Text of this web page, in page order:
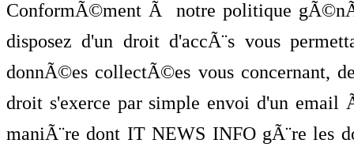
ConformÃ©ment Ã notre politique
disposez d'un droit d'accÃ¨s vous
donnÃ©es collectÃ©es vous concernant,
droit s'exerce par simple envoi d'un
maniÃ¨re dont IT NEWS INFO gÃ¨re les